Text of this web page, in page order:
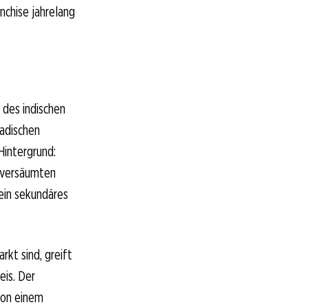
jahrelang
indischen
sekundäres
sind, greift
Der
einem